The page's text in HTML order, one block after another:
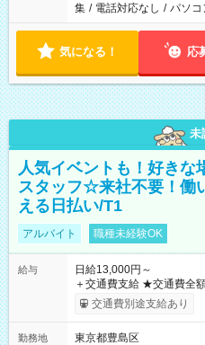
集 / 電話対応なし / パソコ
気になる！ 応
未
人気イベントも！好きな
スタッフ☆来社不要！働
える日払い/T1
アルバイト 職種未経験OK
給与
日給13,000円～
＋交通費支給 ★交通費全額支給！ ┗案件により規定あり ★日払
いOK！（規定あり） ┗働
ンビニATMから 日払い分を引き落
交通費別途支給あり
勤務地
東京都豊島区